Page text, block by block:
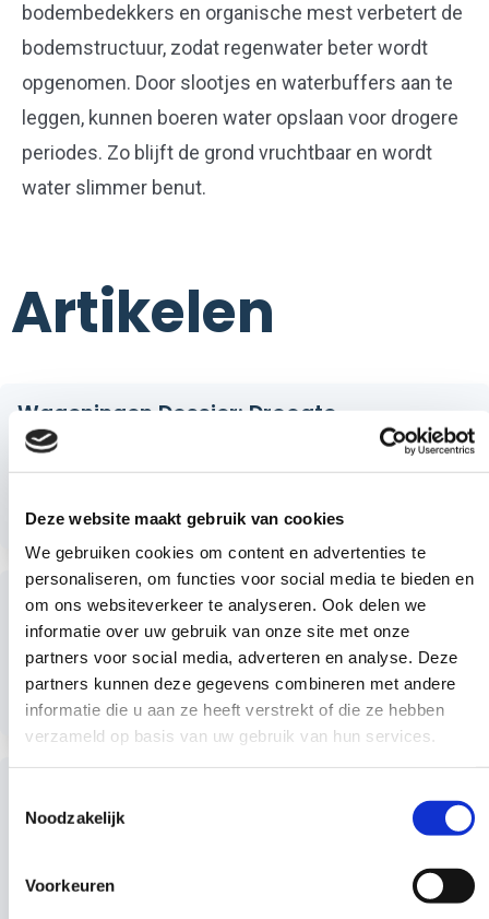
Deze website maakt gebruik van cookies
We gebruiken cookies om content en advertenties te
personaliseren, om functies voor social media te bieden en
om ons websiteverkeer te analyseren. Ook delen we
informatie over uw gebruik van onze site met onze
partners voor social media, adverteren en analyse. Deze
partners kunnen deze gegevens combineren met andere
informatie die u aan ze heeft verstrekt of die ze hebben
verzameld op basis van uw gebruik van hun services.
Noodzakelijk
Voorkeuren
bodembedekkers en organische mest verbetert de
bodemstructuur, zodat regenwater beter wordt
opgenomen. Door slootjes en waterbuffers aan te
leggen, kunnen boeren water opslaan voor drogere
periodes. Zo blijft de grond vruchtbaar en wordt
water slimmer benut.
Artikelen
Wageningen Dossier: Droogte
In dit dossier vindt je verschillende publicaties, videos,
hier
Lees meer
Waterwijzer Landbouw
Deze wijzer kan de schade aan de opbrengst van
gewassen worden bepaald in droge – maar ook natte –
omstandigheden. Bekijk het hier
Lees meer
Lees
meer
wateroverlast
waterschaarste en overlast in de akkerbouw, veehouderij en
Lees